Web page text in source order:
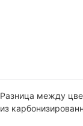
Разница между
из